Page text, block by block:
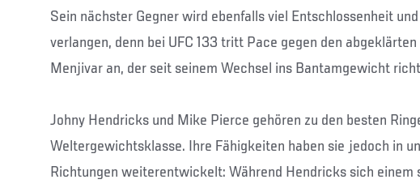
Sein nächster Gegner wird ebenfalls viel Entschlossenheit
verlangen, denn bei UFC 133 tritt Pace gegen den
Menjivar an, der seit seinem Wechsel ins Bantamgewicht
Johny Hendricks und Mike Pierce gehören zu den besten
Weltergewichtsklasse. Ihre Fähigkeiten haben sie jedoch in
Richtungen weiterentwickelt: Während Hendricks sich einem